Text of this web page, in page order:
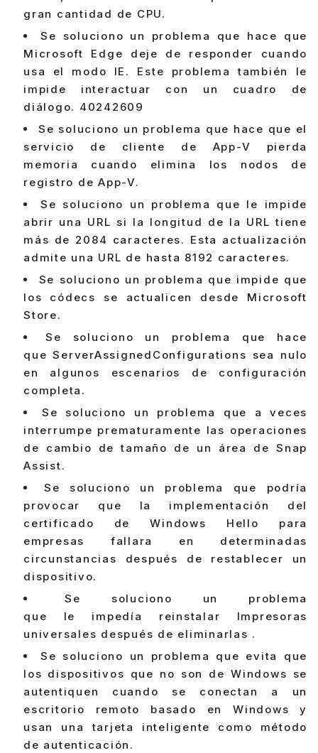
gran cantidad de CPU.
Se soluciono un problema que hace que
Microsoft Edge deje de responder cuando
usa el modo IE. Este problema también le
impide interactuar con un cuadro de
diálogo. 40242609
Se soluciono un problema que hace que el
servicio de cliente de App-V pierda
memoria cuando elimina los nodos de
registro de App-V.
Se soluciono un problema que le impide
abrir una URL si la longitud de la URL tiene
más de 2084 caracteres. Esta actualización
admite una URL de hasta 8192 caracteres.
Se soluciono un problema que impide que
los códecs se actualicen desde Microsoft
Store.
Se soluciono un problema que hace
que ServerAssignedConfigurations sea nulo
en algunos escenarios de configuración
completa.
Se soluciono un problema que a veces
interrumpe prematuramente las operaciones
de cambio de tamaño de un área de Snap
Assist.
Se soluciono un problema que podría
provocar que la implementación del
certificado de Windows Hello para
empresas fallara en determinadas
circunstancias después de restablecer un
dispositivo.
Se soluciono un problema
que le impedía reinstalar Impresoras
universales después de eliminarlas .
Se soluciono un problema que evita que
los dispositivos que no son de Windows se
autentiquen cuando se conectan a un
escritorio remoto basado en Windows y
usan una tarjeta inteligente como método
de autenticación.